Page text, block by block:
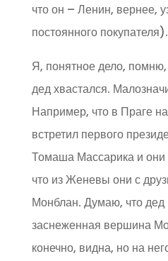
что он – Ленин, вернее,
постоянного покупателя).
Я, понятное дело,
дед хвастался.
Например, что в Праге
встретил первого
Томаша Массарика и они
что из Женевы они с
Монблан. Думаю, что дед
заснеженная вершина
конечно, видна, но на